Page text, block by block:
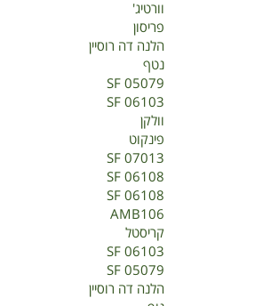
וורטיג'
פריסון
הלנה דה רוסיין
נטף
SF 05079
SF 06103
וולקן
פינקוט
SF 07013
SF 06108
SF 06108
AMB106
קריסטל
SF 06103
SF 05079
הלנה דה רוסיין